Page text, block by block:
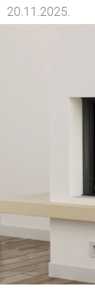
20.11.2025.